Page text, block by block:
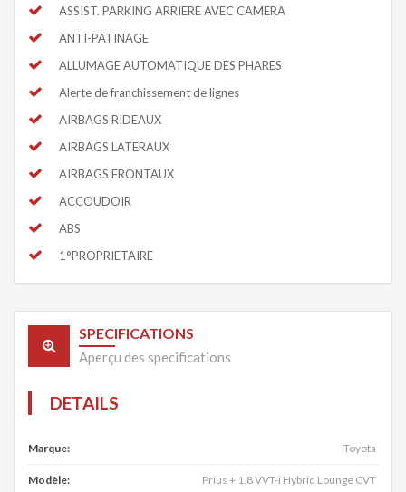
ASSIST. PARKING ARRIERE AVEC CAMERA
ANTI-PATINAGE
ALLUMAGE AUTOMATIQUE DES PHARES
Alerte de franchissement de lignes
AIRBAGS RIDEAUX
AIRBAGS LATERAUX
AIRBAGS FRONTAUX
ACCOUDOIR
ABS
1°PROPRIETAIRE
SPECIFICATIONS
Aperçu des specifications
DETAILS
Marque: Toyota
Modèle: Prius + 1.8 VVT-i Hybrid Lounge CVT